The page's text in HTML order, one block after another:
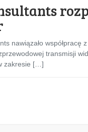
nawiązało
transmisji
zakresie […]